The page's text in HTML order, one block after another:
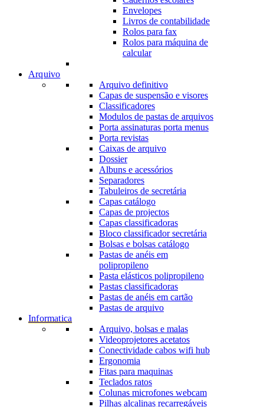
Envelopes
Livros de contabilidade
Rolos para fax
Rolos para máquina de
calcular
Arquivo
Arquivo definitivo
Capas de suspensão e visores
Classificadores
Modulos de pastas de arquivos
Porta assinaturas porta menus
Porta revistas
Caixas de arquivo
Dossier
Albuns e acessórios
Separadores
Tabuleiros de secretária
Capas catálogo
Capas de projectos
Capas classificadoras
Bloco classificador secretária
Bolsas e bolsas catálogo
Pastas de anéis em
polipropileno
Pasta elásticos polipropileno
Pastas classificadoras
Pastas de anéis em cartão
Pastas de arquivo
Informatica
Arquivo, bolsas e malas
Videoprojetores acetatos
Conectividade cabos wifi hub
Ergonomia
Fitas para maquinas
Teclados ratos
Colunas microfones webcam
Pilhas alcalinas recarregáveis